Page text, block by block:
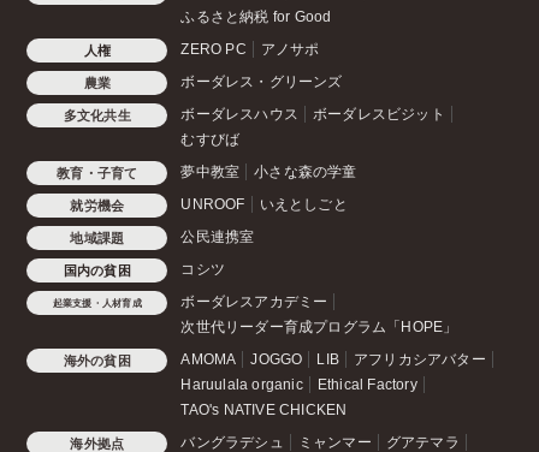
ふるさと納税 for Good
人権 ZERO PC アノサポ
農業 ボーダレス・グリーンズ
多文化共生 ボーダレスハウス
ボーダレスビジット
むすびば
教育・子育て 夢中教室 小さな森の学童
就労機会 UNROOF いえとしごと
地域課題 公民連携室
国内の貧困 コシツ
起業支援・人材育成
ボーダレスアカデミー
次世代リーダー育成プログラム「HOPE」
海外の貧困 AMOMA JOGGO LIB
アフリカシアバター
Haruulala organic
Ethical Factory
TAO's NATIVE CHICKEN
海外拠点 バングラデシュ ミャンマー グアテマラ